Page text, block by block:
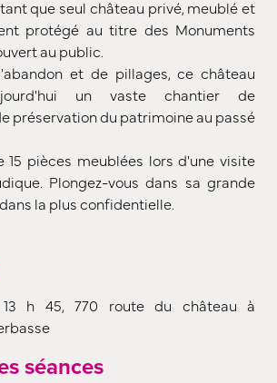
que seul château privé, meublé et
protégé au titre des Monuments
au public.
et de pillages, ce château
un vaste chantier de
préservation du patrimoine au passé
15 pièces meublées lors d'une visite
Plongez-vous dans sa grande
la plus confidentielle.
13 h 45, 770 route du château à
séances